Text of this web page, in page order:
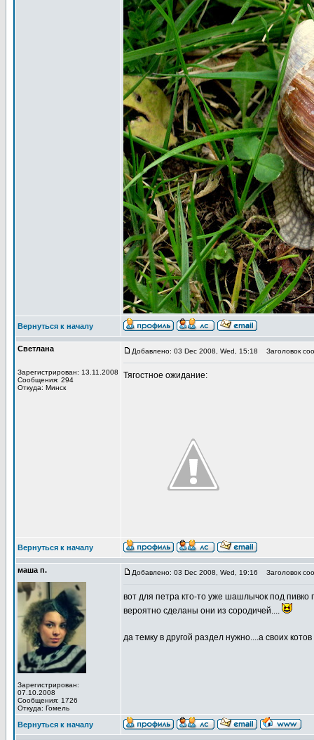
Вернуться к началу
Светлана
Зарегистрирован: 13.11.2008
Сообщения: 294
Откуда: Минск
Добавлено: 03 Dec 2008, Wed, 15:18 Заголовок
Тягостное ожидание:
Вернуться к началу
маша п.
Зарегистрирован:
07.10.2008
Сообщения: 1726
Откуда: Гомель
Добавлено: 03 Dec 2008, Wed, 19:16 Заголовок
вот для петра кто-то уже шашлычок под пивко
вероятно сделаны они из сородичей....
да темку в другой раздел нужно....а своих
Вернуться к началу